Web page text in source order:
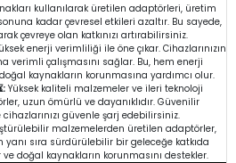
kullanılarak üretilen adaptörleri, üretim
kadar çevresel etkileri azaltır. Bu sayede,
çevreye olan katkınızı artırabilirsiniz.
enerji verimliliği ile öne çıkar. Cihazlarınızın
verimli çalışmasını sağlar. Bu, hem enerji
kaynakların korunmasına yardımcı olur.
Yüksek kaliteli malzemeler ve ileri teknoloji
uzun ömürlü ve dayanıklıdır. Güvenilir
güvenle şarj edebilirsiniz.
malzemelerden üretilen adaptörler,
sıra sürdürülebilir bir geleceğe katkıda
ve doğal kaynakların korunmasını destekler.